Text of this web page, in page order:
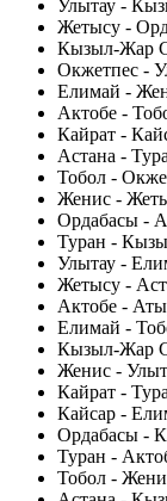
Улытау -
Жетысу -
Кызыл-Жар
Окжетпес -
Елимай -
Актобе -
Кайрат -
Астана -
Тобол -
Женис -
Ордабасы -
Туран -
Улытау -
Жетысу -
Актобе -
Елимай -
Кызыл-Жар
Женис -
Кайрат -
Кайсар -
Ордабасы -
Туран -
Тобол -